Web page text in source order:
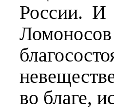
России.
во благе,